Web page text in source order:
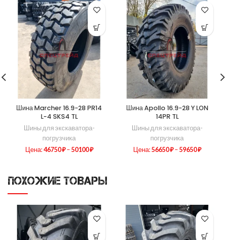
Шина Marcher 16.9-28 PR14
L-4 SKS4 TL
Шины для экскаватора-
погрузчика
Цена:46750₽– 50100₽
Шина Apollo 16.9-28 Y LON
14PR TL
Шины для экскаватора-
погрузчика
Цена:56650₽– 59650₽
ПОХОЖИЕ ТОВАРЫ